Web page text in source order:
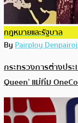
กฎหมายและรัฐบาล
ByPairploy
กระทรวงการต่างปร
Queen’ แม่ทีม